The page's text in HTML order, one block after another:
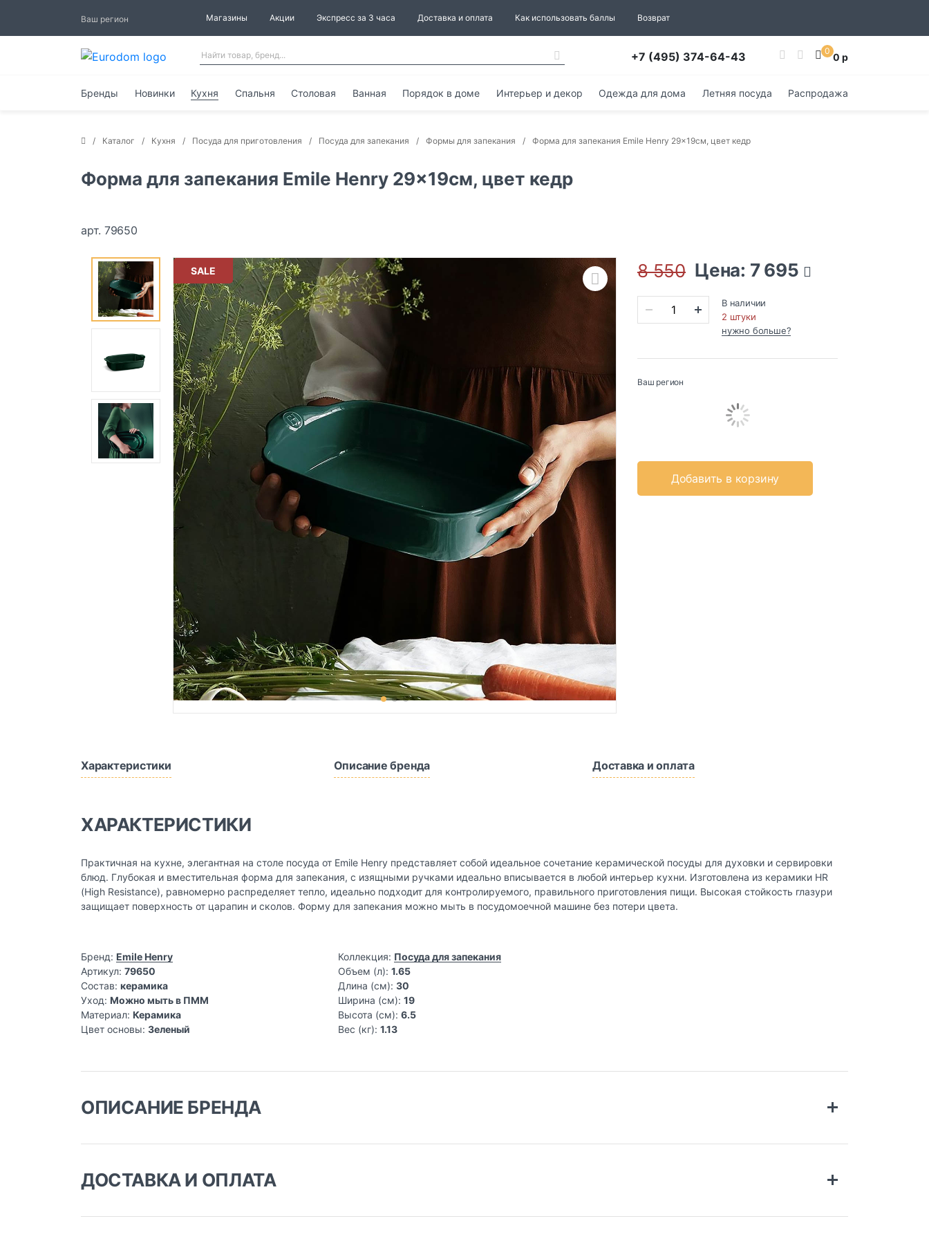
Ваш регион Магазины Акции Экспресс за 3 часа Доставка и оплата Как использовать баллы Возврат
+7 (495) 374-64-43 0 0 р
Бренды Новинки Кухня Спальня Столовая Ванная Порядок в доме Интерьер и декор Одежда для дома Летняя посуда Распродажа
Каталог Кухня Посуда для приготовления Посуда для запекания Формы для запекания Форма для запекания Emile Henry 29x19см, цвет кедр
Форма для запекания Emile Henry 29x19см, цвет кедр
арт. 79650
SALE 8 550 Цена: 7 695
В наличии
2 штуки
нужно больше?
Ваш регион
Добавить в корзину
Характеристики Описание бренда Доставка и оплата
ХАРАКТЕРИСТИКИ
Практичная на кухне, элегантная на столе посуда от Emile Henry представляет собой идеальное сочетание керамической посуды для духовки и сервировки
блюд. Глубокая и вместительная форма для запекания, с изящными ручками идеально вписывается в любой интерьер кухни. Изготовлена из керамики HR
(High Resistance), равномерно распределяет тепло, идеально подходит для контролируемого, правильного приготовления пищи. Высокая стойкость глазури
защищает поверхность от царапин и сколов. Форму для запекания можно мыть в посудомоечной машине без потери цвета.
Бренд: Emile Henry
Артикул: 79650
Состав: керамика
Уход: Можно мыть в ПММ
Материал: Керамика
Цвет основы: Зеленый
Коллекция: Посуда для запекания
Объем (л): 1.65
Длина (см): 30
Ширина (см): 19
Высота (см): 6.5
Вес (кг): 1.13
ОПИСАНИЕ БРЕНДА
Французское семейное предприятие Emile Henry выпускает керамическую посуду для приготовления пищи уже более 160 лет. Каждое изделие
не только для запекания, но и для подачи блюд на стол.
ДОСТАВКА И ОПЛАТА